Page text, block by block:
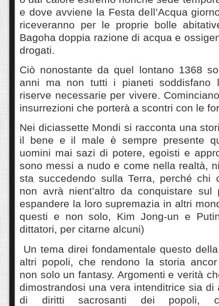
e dove avviene la Festa dell’Acqua
riceveranno per le proprie bolle
Bagoha doppia razione di acqua e
drogati.
Ciò nonostante da quel lontano 1368
anni ma non tutti i pianeti soddisfano
riserve necessarie per vivere.
insurrezioni che porterà a scontri con le
Nei diciassette Mondi si racconta una
il bene e il male è sempre presente
uomini mai sazi di potere, egoisti e
sono messi a nudo e come nella realtà,
sta succedendo sulla Terra, perché chi
non avrà nient’altro da conquistare sul
espandere la loro supremazia in altri
questi e non solo, Kim Jong-un e
dittatori, per citarne alcuni)
Un tema direi fondamentale questo
altri popoli, che rendono la storia
non solo un fantasy. Argomenti e verità
dimostrandosi una vera intenditrice sia di
di diritti sacrosanti dei popoli,